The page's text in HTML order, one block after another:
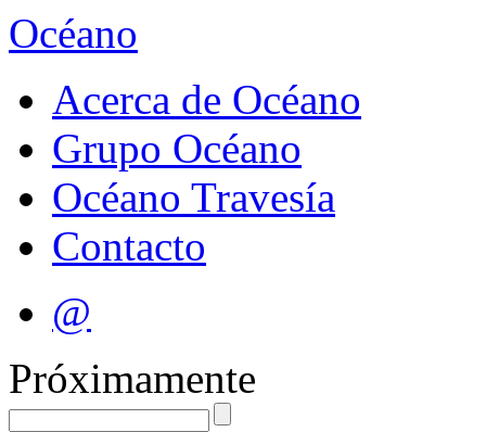
Océano
Acerca de Océano
Grupo Océano
Océano Travesía
Contacto
@
Próximamente